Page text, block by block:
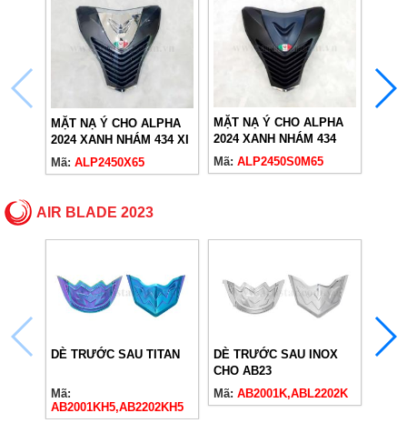
MẶT NẠ Ý CHO ALPHA
2024 XANH NHÁM 434 XI
Mã: ALP2450X65
MẶT NẠ Ý CHO ALPHA
2024 XANH NHÁM 434
Mã: ALP2450S0M65
AIR BLADE 2023
DÈ TRƯỚC SAU TITAN
Mã:
AB2001KH5,AB2202KH5
DÈ TRƯỚC SAU INOX
CHO AB23
Mã: AB2001K,ABL2202K
MẶT